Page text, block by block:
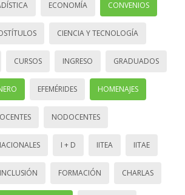
ECONOMÍA CONVENIOS
CIENCIA Y TECNOLOGÍA
CURSOS INGRESO GRADUADOS
EFEMÉRIDES HOMENAJES
NODOCENTES
I + D IITEA IITAE
INCLUSIÓN FORMACIÓN CHARLAS